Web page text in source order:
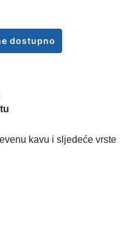
kavu i sljedeće vrste
dostupno